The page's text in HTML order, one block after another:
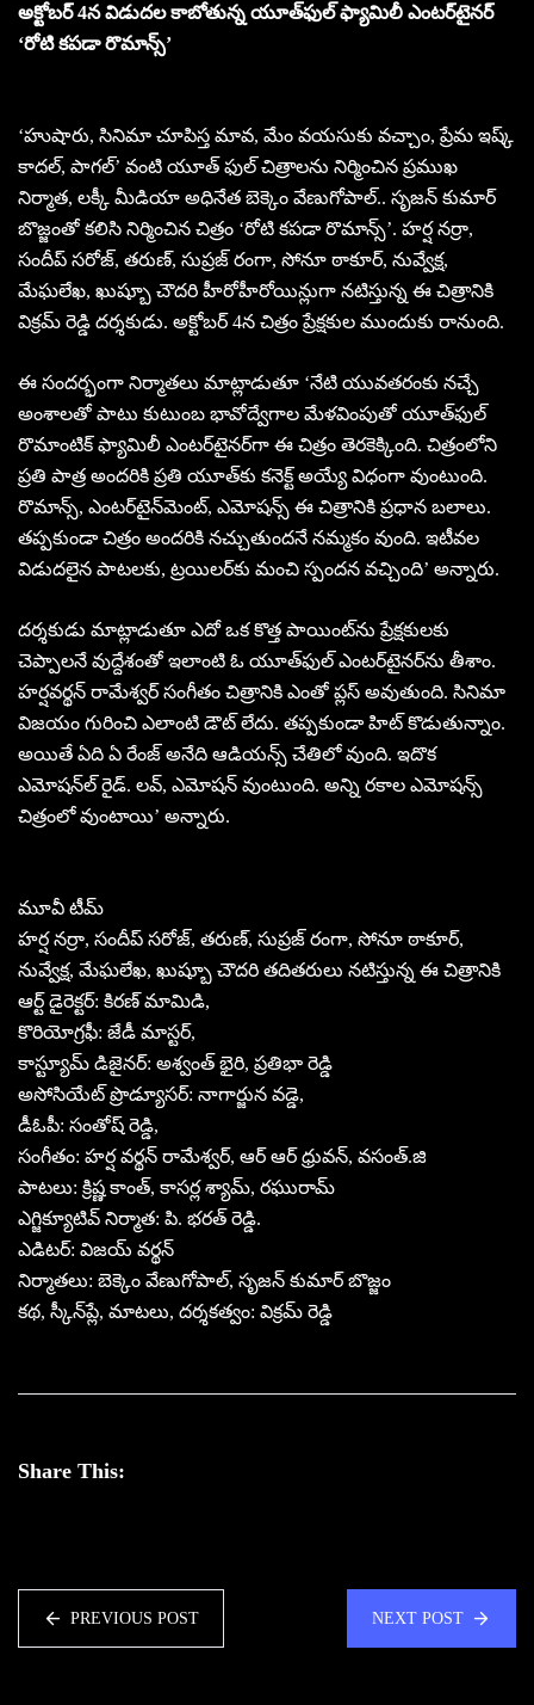
అక్టోబర్‌ 4న విడుదల కాబోతున్న యూత్‌ఫుల్‌ ఫ్యామిలీ ఎంటర్‌టైనర్‌
‘రోటి కపడా రొమాన్స్‌’
‘హుషారు, సినిమా చూపిస్త మావ, మేం వయసుకు వచ్చాం, ప్రేమ ఇష్క్
కాదల్, పాగల్’ వంటి యూత్ ఫుల్ చిత్రాలను నిర్మించిన ప్రముఖ
నిర్మాత, లక్కీ మీడియా అధినేత బెక్కెం వేణుగోపాల్.. సృజన్‌ కుమార్
బొజ్జంతో కలిసి నిర్మించిన చిత్రం ‘రోటి కపడా రొమాన్స్’. హర్ష నర్రా,
సందీప్ సరోజ్, తరుణ్, సుప్రజ్ రంగా, సోనూ ఠాకూర్, నువ్వేక్ష,
మేఘలేఖ, ఖుష్బూ చౌదరి హీరోహీరోయిన్లుగా నటిస్తున్న ఈ చిత్రానికి
విక్రమ్ రెడ్డి దర్శకుడు. అక్టోబర్‌ 4న చిత్రం ప్రేక్షకుల ముందుకు రానుంది.
ఈ సందర్భంగా నిర్మాతలు మాట్లాడుతూ ‘నేటి యువతరంకు నచ్చే
అంశాలతో పాటు కుటుంబ భావోద్వేగాల మేళవింపుతో యూత్‌ఫుల్‌
రొమాంటిక్‌ ఫ్యామిలీ ఎంటర్‌టైనర్‌గా ఈ చిత్రం తెరకెక్కింది. చిత్రంలోని
ప్రతి పాత్ర అందరికి ప్రతి యూత్‌కు కనెక్ట్‌ అయ్యే విధంగా వుంటుంది.
రొమాన్స్‌, ఎంటర్‌టైన్‌మెంట్‌, ఎమోషన్స్‌ ఈ చిత్రానికి ప్రధాన బలాలు.
తప్పకుండా చిత్రం అందరికి నచ్చుతుందనే నమ్మకం వుంది. ఇటీవల
విడుదలైన పాటలకు, ట్రయిలర్‌కు మంచి స్పందన వచ్చింది’ అన్నారు.
దర్శకుడు మాట్లాడుతూ ఎదో ఒక కొత్త పాయింట్‌ను ప్రేక్షకులకు
చెప్పాలనే వుద్దేశంతో ఇలాంటి ఓ యూత్‌ఫుల్‌ ఎంటర్‌టైనర్‌ను తీశాం.
హర్షవర్థన్‌ రామేశ్వర్‌ సంగీతం చిత్రానికి ఎంతో ప్లస్‌ అవుతుంది. సినిమా
విజయం గురించి ఎలాంటి డౌట్‌ లేదు. తప్పకుండా హిట్‌ కొడుతున్నాం.
అయితే ఏది ఏ రేంజ్‌ అనేది ఆడియన్స్‌ చేతిలో వుంది. ఇదొక
ఎమోషన్‌ల్‌ రైడ్‌. లవ్‌, ఎమోషన్‌ వుంటుంది. అన్ని రకాల ఎమోషన్స్‌
చిత్రంలో వుంటాయి’ అన్నారు.
మూవీ టీమ్‌
హర్ష నర్రా, సందీప్ సరోజ్, తరుణ్, సుప్రజ్ రంగా, సోనూ ఠాకూర్,
నువ్వేక్ష, మేఘలేఖ, ఖుష్బూ చౌదరి తదితరులు నటిస్తున్న ఈ చిత్రానికి
ఆర్ట్ డైరెక్టర్: కిరణ్ మామిడి,
కొరియోగ్రఫీ: జేడీ మాస్టర్,
కాస్ట్యూమ్ డిజైనర్: అశ్వంత్‌ భైరి, ప్రతిభా రెడ్డి
అసోసియేట్ ప్రొడ్యూసర్: నాగార్జున వడ్డె,
డీఓపీ: సంతోష్ రెడ్డి,
సంగీతం: హర్ష వర్థన్ రామేశ్వర్, ఆర్ ఆర్ ధ్రువన్, వసంత్.జి
పాటలు: క్రిష్ణ కాంత్, కాసర్ల శ్యామ్, రఘురామ్
ఎగ్జిక్యూటివ్‌ నిర్మాత: పి. భరత్‌ రెడ్డి.
ఎడిటర్: విజయ్ వర్థన్
నిర్మాతలు: బెక్కెం వేణుగోపాల్, సృజన్‌ కుమార్ బొజ్జం
కథ, స్కీన్‌ప్లే, మాటలు, దర్శకత్వం: విక్రమ్ రెడ్డి
Share This:
PREVIOUS POST NEXT POST